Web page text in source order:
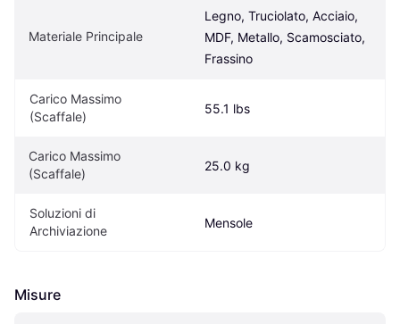
Materiale Principale
Legno, Truciolato, Acciaio,
MDF, Metallo, Scamosciato,
Frassino
Carico Massimo
(Scaffale)
55.1 lbs
Carico Massimo
(Scaffale)
25.0 kg
Soluzioni di
Archiviazione
Mensole
Misure